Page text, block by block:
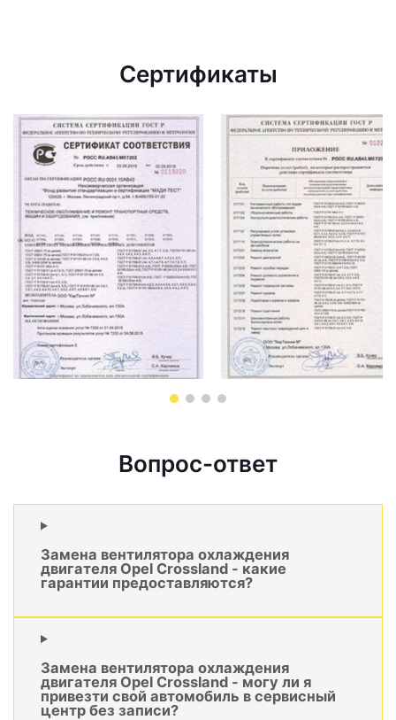
Сертификаты
Вопрос-ответ
Замена вентилятора охлаждения
двигателя Opel Crossland - какие
гарантии предоставляются?
Замена вентилятора охлаждения
двигателя Opel Crossland - могу ли я
привезти свой автомобиль в сервисный
центр без записи?